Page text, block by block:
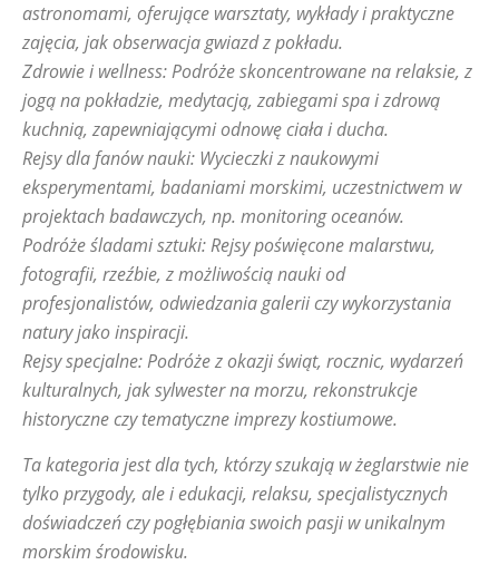
astronomami, oferujące warsztaty, wykłady i praktyczne
zajęcia, jak obserwacja gwiazd z pokładu.
Zdrowie i wellness: Podróże skoncentrowane na relaksie, z
jogą na pokładzie, medytacją, zabiegami spa i zdrową
kuchnią, zapewniającymi odnowę ciała i ducha.
Rejsy dla fanów nauki: Wycieczki z naukowymi
eksperymentami, badaniami morskimi, uczestnictwem w
projektach badawczych, np. monitoring oceanów.
Podróże śladami sztuki: Rejsy poświęcone malarstwu,
fotografii, rzeźbie, z możliwością nauki od
profesjonalistów, odwiedzania galerii czy wykorzystania
natury jako inspiracji.
Rejsy specjalne: Podróże z okazji świąt, rocznic, wydarzeń
kulturalnych, jak sylwester na morzu, rekonstrukcje
historyczne czy tematyczne imprezy kostiumowe.
Ta kategoria jest dla tych, którzy szukają w żeglarstwie nie
tylko przygody, ale i edukacji, relaksu, specjalistycznych
doświadczeń czy pogłębiania swoich pasji w unikalnym
morskim środowisku.